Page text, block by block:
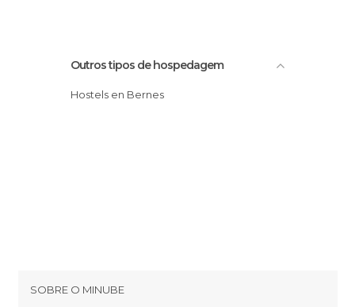
Outros tipos de hospedagem
Hostels en Bernes
SOBRE O MINUBE